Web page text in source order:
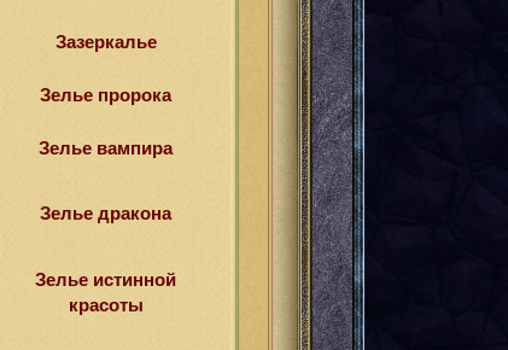
Зазеркалье
Зелье пророка
Зелье вампира
Зелье дракона
Зелье истинной
красоты